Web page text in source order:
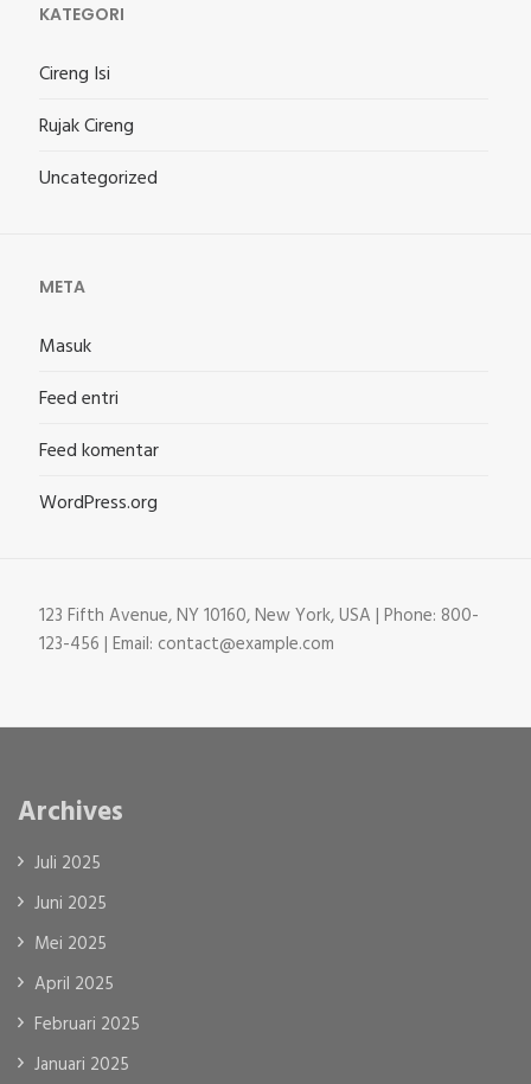
KATEGORI
Cireng Isi
Rujak Cireng
Uncategorized
META
Masuk
Feed entri
Feed komentar
WordPress.org
123 Fifth Avenue, NY 10160, New York, USA | Phone: 800-
123-456 | Email: contact@example.com
Archives
Juli 2025
Juni 2025
Mei 2025
April 2025
Februari 2025
Januari 2025